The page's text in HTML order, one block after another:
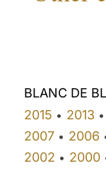
BLANC DE
2015 • 2013 •
2007 • 2006
2002 • 2000